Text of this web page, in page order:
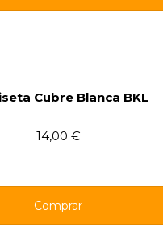
Cubre Blanca BKL
14,00 €
Comprar